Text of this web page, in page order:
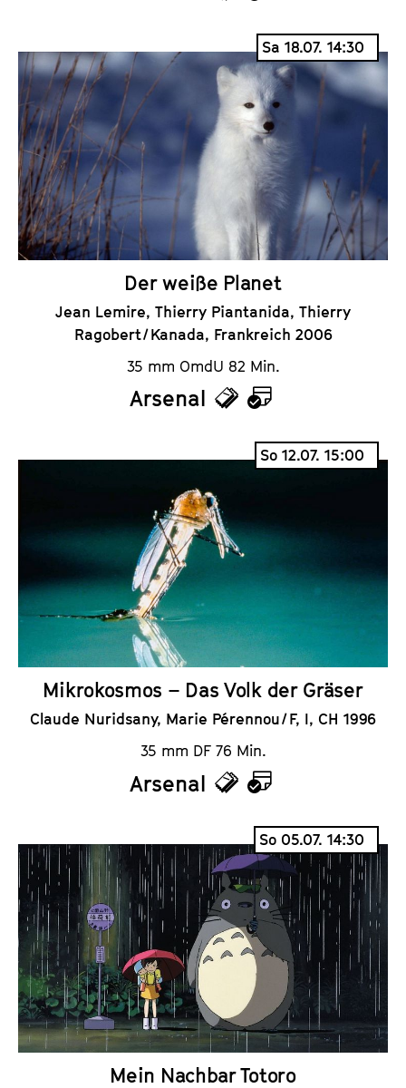
c
k
e
t
a
l
e
n
d
e
r
Sa 18.07. 14:30
Der weiße Planet
Jean Lemire, Thierry Piantanida, Thierry
Ragobert / Kanada, Frankreich 2006
35 mm OmdU 82 Min.
Arsenal
T
e
s
K
a
l
n
d
e
r
So 12.07. 15:00
Mikrokosmos – Das Volk der Gräser
Claude Nuridsany, Marie Pérennou / F, I, CH 1996
35 mm DF 76 Min.
Arsenal
T
c
k
e
t
K
a
l
e
n
d
r
So 05.07. 14:30
Mein Nachbar Totoro